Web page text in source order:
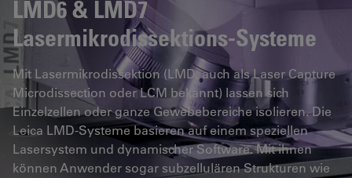
LMD6 & LMD7
Lasermikrodissektions-Systeme
Mit Lasermikrodissektion (LMD, auch als Laser Capture
Microdissection oder LCM bekannt) lassen sich
Einzelzellen oder ganze Gewebebereiche isolieren. Die
Leica LMD-Systeme basieren auf einem speziellen
Lasersystem und dynamischer Software. Mit ihnen
können Anwender sogar subzellulären Strukturen wie